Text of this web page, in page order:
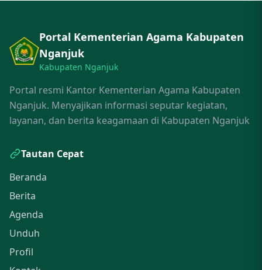
Portal Kementerian Agama Kabupaten
Nganjuk
Kabupaten Nganjuk
Portal resmi Kantor Kementerian Agama Kabupaten
Nganjuk. Menyajikan informasi seputar kegiatan,
layanan, dan berita keagamaan di Kabupaten Nganjuk
Tautan Cepat
Beranda
Berita
Agenda
Unduh
Profil